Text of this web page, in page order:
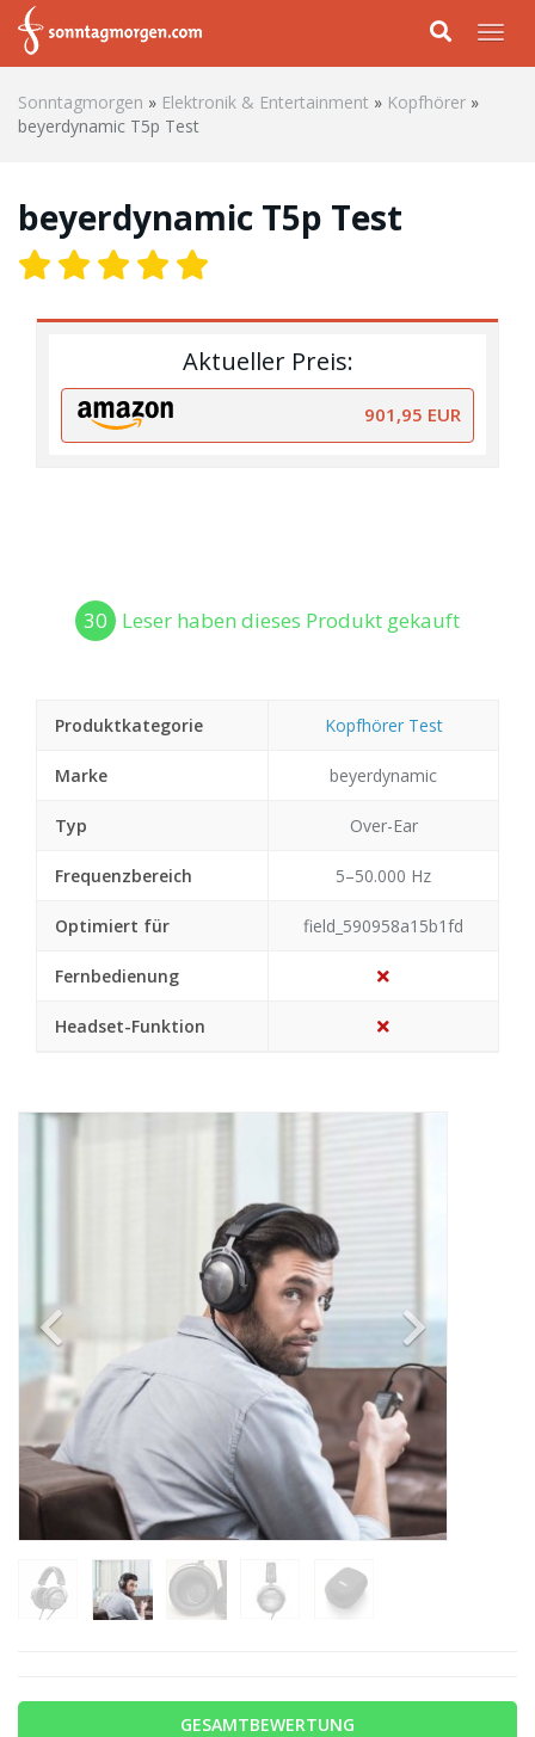
Skip to main content
Sonntagmorgen » Elektronik & Entertainment » Kopfhörer »
beyerdynamic T5p Test
beyerdynamic T5p Test
Aktueller Preis:
901,95 EUR
30 Leser haben dieses Produkt gekauft
Produktkategorie Kopfhörer Test
Marke beyerdynamic
Typ Over-Ear
Frequenzbereich 5–50.000 Hz
Optimiert für field_590958a15b1fd
Fernbedienung
Headset-Funktion
Previous Next
GESAMTBEWERTUNG